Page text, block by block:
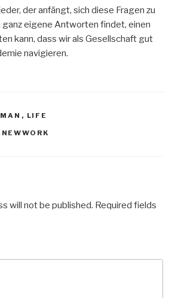
der anfängt, sich diese Fragen zu
eigene Antworten findet, einen
kann, dass wir als Gesellschaft gut
navigieren.
, LIFE
NEWWORK
will not be published. Required fields